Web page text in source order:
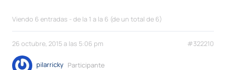
Viendo 6 entradas - de la 1 a la 6 (de un total de 6)
26 octubre, 2015 a las 5:06 pm #322210
pilarricky Participante